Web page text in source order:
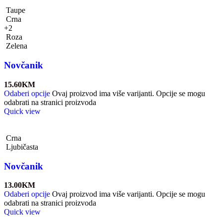
Taupe
Crna
+2
Roza
Zelena
Novčanik
15.60KM
Odaberi opcije Ovaj proizvod ima više varijanti. Opcije se mogu
odabrati na stranici proizvoda
Quick view
Crna
Ljubičasta
Novčanik
13.00KM
Odaberi opcije Ovaj proizvod ima više varijanti. Opcije se mogu
odabrati na stranici proizvoda
Quick view